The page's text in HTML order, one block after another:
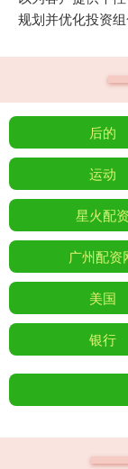
规划并优化投资组
后的
运动
星火配资
广州配资
美国
银行